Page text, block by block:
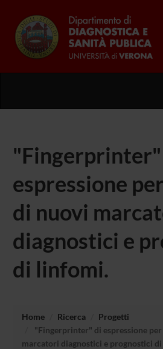
espressione
di nuovi
diagnostici e
di linfomi.
Home Ricerca
Progetti
"Fingerprinter" di espressione
marcatori diagnostici e prognostici